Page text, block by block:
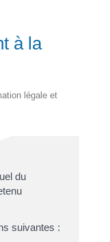
à la
légale et
du
suivantes :